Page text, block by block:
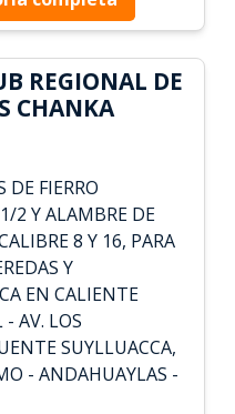
REGIONAL DE
CHANKA
DE FIERRO
2 Y ALAMBRE DE
8 Y 16, PARA
Y
EN CALIENTE
AV. LOS
SUYLLUACCA,
- ANDAHUAYLAS -